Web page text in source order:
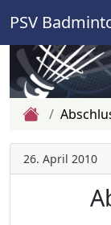
PSV
Zur Startseite
26. April 2010